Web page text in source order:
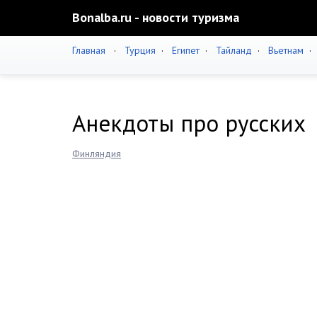
Bonalba.ru - новости туризма
Главная · Турция · Египет· Тайланд · Вьетнам ·
Анекдоты про русских
Финляндия